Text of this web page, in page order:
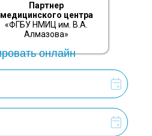
Партнер
медицинского центра
«ФГБУ НМИЦ им. В.А.
Алмазова»